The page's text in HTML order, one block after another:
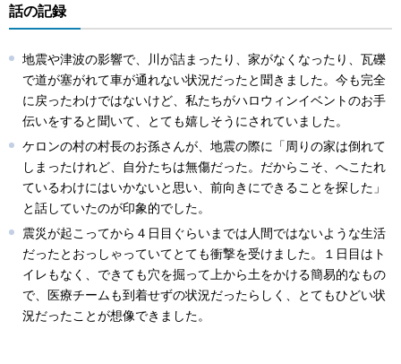
話の記録
地震や津波の影響で、川が詰まったり、家がなくなったり、瓦礫
で道が塞がれて車が通れない状況だったと聞きました。今も完全
に戻ったわけではないけど、私たちがハロウィンイベントのお手
伝いをすると聞いて、とても嬉しそうにされていました。
ケロンの村の村長のお孫さんが、地震の際に「周りの家は倒れて
しまったけれど、自分たちは無傷だった。だからこそ、へこたれ
ているわけにはいかないと思い、前向きにできることを探した」
と話していたのが印象的でした。
震災が起こってから４日目ぐらいまでは人間ではないような生活
だったとおっしゃっていてとても衝撃を受けました。１日目はト
イレもなく、できても穴を掘って上から土をかける簡易的なもの
で、医療チームも到着せずの状況だったらしく、とてもひどい状
況だったことが想像できました。